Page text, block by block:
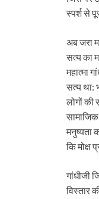
स्पर्श से
अब जरा
सत्य का
महात्मा
सत्य था:
लोगों की
मनुष्यता
कि मोक्ष
गांधीजी
विस्तार